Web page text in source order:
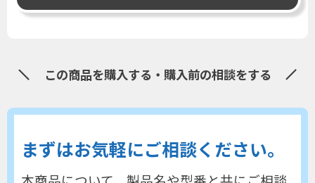
この商品を購入する・購入前の相談をする
まずはお気軽にご相談ください。